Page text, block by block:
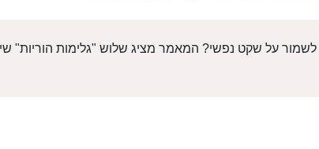
על שקט נפשי? המאמר מציג שלוש "גלימות הוריות"